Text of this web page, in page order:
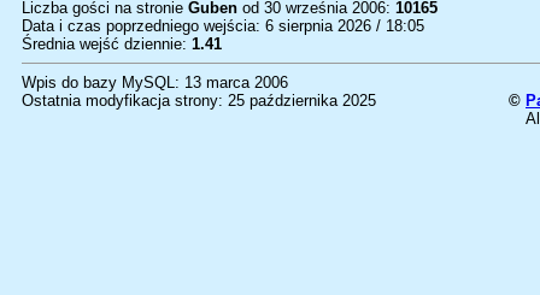
Liczba gości na stronie Guben od 30 września 2006: 10165
Data i czas poprzedniego wejścia: 6 sierpnia 2026 / 18:05
Średnia wejść dziennie: 1.41
Wpis do bazy MySQL: 13 marca 2006
Ostatnia modyfikacja strony: 25 października 2025
©